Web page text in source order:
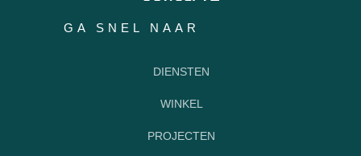
GA SNEL NAAR
DIENSTEN
WINKEL
PROJECTEN